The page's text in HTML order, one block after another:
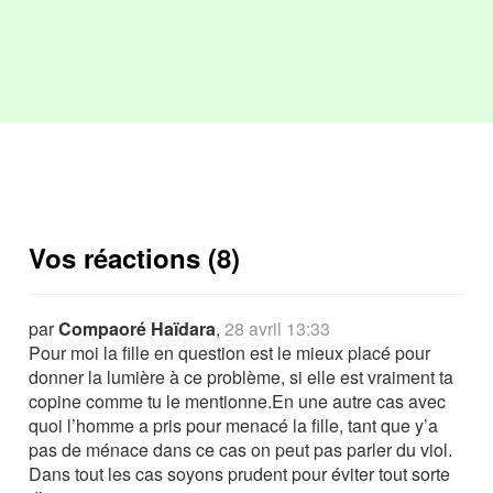
Vos réactions (8)
parCompaoré Haïdara,28 avril 13:33
Pour moi la fille en question est le mieux placé pour
donner la lumière à ce problème, si elle est vraiment ta
copine comme tu le mentionne.En une autre cas avec
quoi l’homme a pris pour menacé la fille, tant que y’a
pas de ménace dans ce cas on peut pas parler du viol.
Dans tout les cas soyons prudent pour éviter tout sorte